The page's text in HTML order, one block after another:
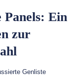
Panels: Ein
zur
Genliste